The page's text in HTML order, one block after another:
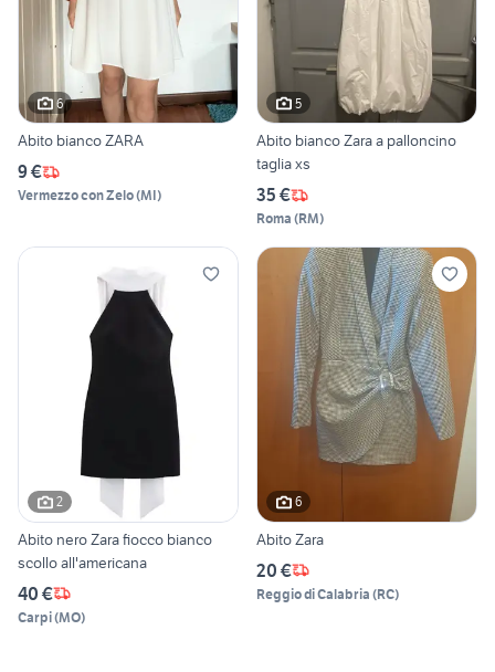
6
Abito bianco ZARA
9 €
Vermezzo con Zelo(MI)
5
Abito bianco Zara a palloncino
taglia xs
35 €
Roma (RM)
2
Abito nero Zara fiocco bianco
scollo all'americana
40 €
Carpi(MO)
6
Abito Zara
20 €
Reggio di Calabria (RC)